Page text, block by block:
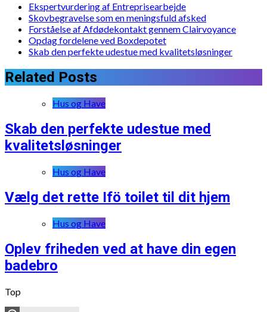
Ekspertvurdering af Entreprisearbejde
Skovbegravelse som en meningsfuld afsked
Forståelse af Afdødekontakt gennem Clairvoyance
Opdag fordelene ved Boxdepotet
Skab den perfekte udestue med kvalitetsløsninger
Related Posts
Hus og Have
Skab den perfekte udestue med
kvalitetsløsninger
Hus og Have
Vælg det rette Ifö toilet til dit hjem
Hus og Have
Oplev friheden ved at have din egen
badebro
Top